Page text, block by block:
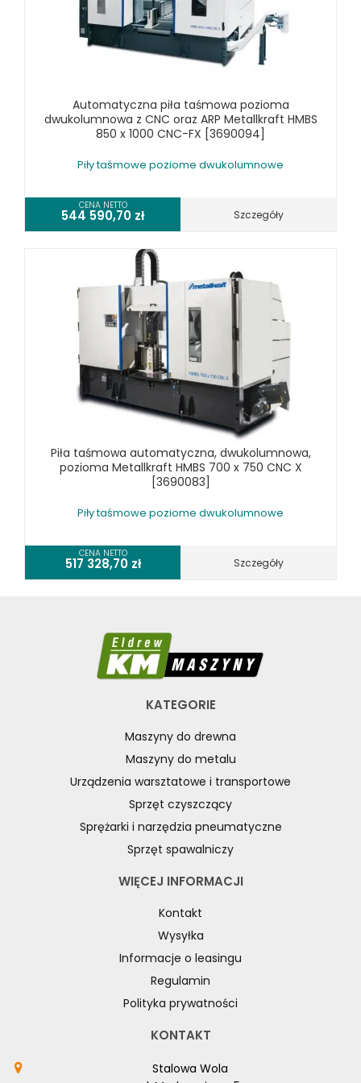
WYPOSAŻENIE DODATKOWE OPTIMUM
URZĄDZENIA WARSZTATOWE I TRANSPORTOWE
SPRĘŻARKI I NARZĘDZIA PNEUMATYCZNE
SPRZĘT SPAWALNICZY
RÓŻNE OKAZJE
KOSZT DOSTAWY
Automatyczna piła taśmowa pozioma
dwukolumnowa z CNC oraz ARP Metallkraft HMBS
850 x 1000 CNC-FX [3690094]
Piły taśmowe poziome dwukolumnowe
CENA NETTO
544 590,70 zł Szczegóły
Piła taśmowa automatyczna, dwukolumnowa,
pozioma Metallkraft HMBS 700 x 750 CNC X
[3690083]
Piły taśmowe poziome dwukolumnowe
CENA NETTO
517 328,70 zł Szczegóły
KATEGORIE
Maszyny do drewna
Maszyny do metalu
Urządzenia warsztatowe i transportowe
Sprzęt czyszczący
Sprężarki i narzędzia pneumatyczne
Sprzęt spawalniczy
WIĘCEJ INFORMACJI
Kontakt
Wysyłka
Informacje o leasingu
Regulamin
Polityka prywatności
KONTAKT
Stalowa Wola